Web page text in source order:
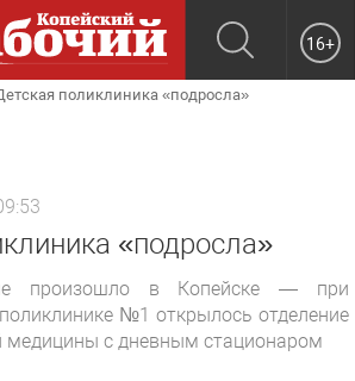
16+
поликлиника «подросла»
«подросла»
произошло в Копейске — при
№1 открылось отделение
медицины с дневным стационаром